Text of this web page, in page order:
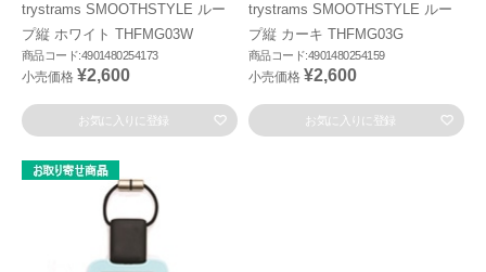
trystrams SMOOTHSTYLE ルー
プ縦 ホワイト THFMG03W
商品コード:4901480254173
小売価格 ¥2,600
お気に入りに登録
trystrams SMOOTHSTYLE ルー
プ縦 カーキ THFMG03G
商品コード:4901480254159
小売価格 ¥2,600
お気に入りに登録